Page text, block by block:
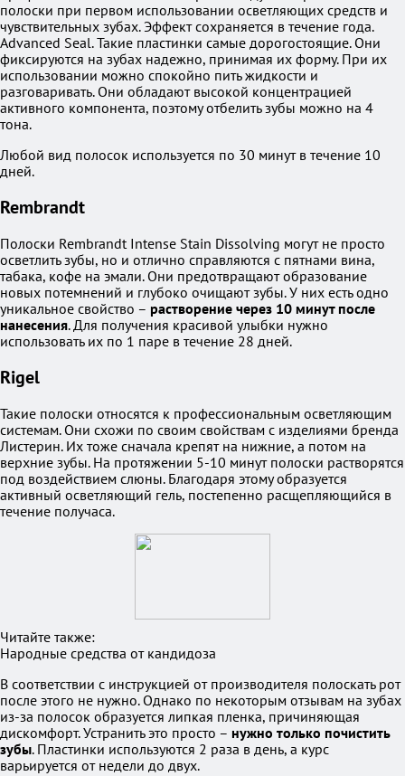
полоски при первом использовании осветляющих средств и
чувствительных зубах. Эффект сохраняется в течение года.
Advanced Seal. Такие пластинки самые дорогостоящие. Они
фиксируются на зубах надежно, принимая их форму. При их
использовании можно спокойно пить жидкости и
разговаривать. Они обладают высокой концентрацией
активного компонента, поэтому отбелить зубы можно на 4
тона.
Любой вид полосок используется по 30 минут в течение 10
дней.
Rembrandt
Полоски Rembrandt Intense Stain Dissolving могут не просто
осветлить зубы, но и отлично справляются с пятнами вина,
табака, кофе на эмали. Они предотвращают образование
новых потемнений и глубоко очищают зубы. У них есть одно
уникальное свойство – растворение через 10 минут после
нанесения. Для получения красивой улыбки нужно
использовать их по 1 паре в течение 28 дней.
Rigel
Такие полоски относятся к профессиональным осветляющим
системам. Они схожи по своим свойствам с изделиями бренда
Листерин. Их тоже сначала крепят на нижние, а потом на
верхние зубы. На протяжении 5-10 минут полоски растворятся
под воздействием слюны. Благодаря этому образуется
активный осветляющий гель, постепенно расщепляющийся в
течение получаса.
Читайте также:
Народные средства от кандидоза
В соответствии с инструкцией от производителя полоскать рот
после этого не нужно. Однако по некоторым отзывам на зубах
из-за полосок образуется липкая пленка, причиняющая
дискомфорт. Устранить это просто – нужно только почистить
зубы. Пластинки используются 2 раза в день, а курс
варьируется от недели до двух.